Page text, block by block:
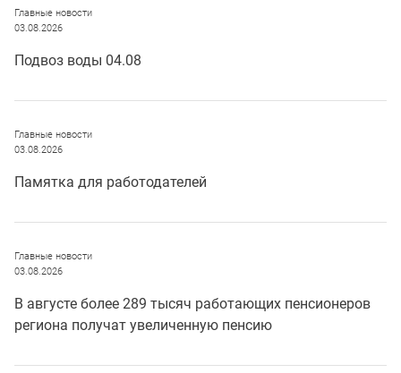
Главные новости
03.08.2026
Подвоз воды 04.08
Главные новости
03.08.2026
Памятка для работодателей
Главные новости
03.08.2026
В августе более 289 тысяч работающих пенсионеров
региона получат увеличенную пенсию